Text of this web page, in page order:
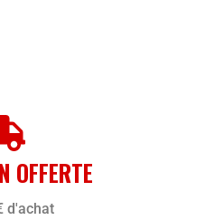
OFFERTE
d'achat